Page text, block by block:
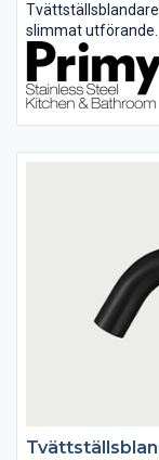
slimmat utförande.